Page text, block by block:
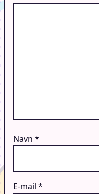
Navn *
E-mail *